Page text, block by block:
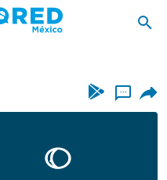
...